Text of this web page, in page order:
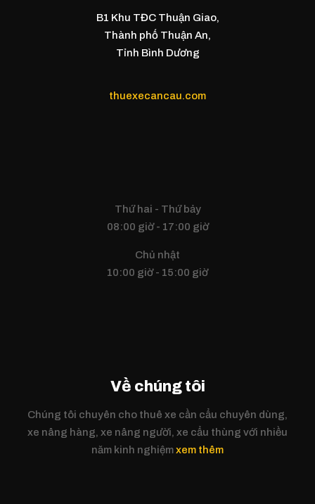
B1 Khu TĐC Thuận Giao,
Thành phố Thuận An,
Tỉnh Bình Dương
thuexecancau.com
Thứ hai - Thứ bảy
08:00 giờ - 17:00 giờ
Chủ nhật
10:00 giờ - 15:00 giờ
Về chúng tôi
Chúng tôi chuyên cho thuê xe cần cẩu chuyên dùng,
xe nâng hàng, xe nâng người, xe cẩu thùng với nhiều
năm kinh nghiệmxem thêm